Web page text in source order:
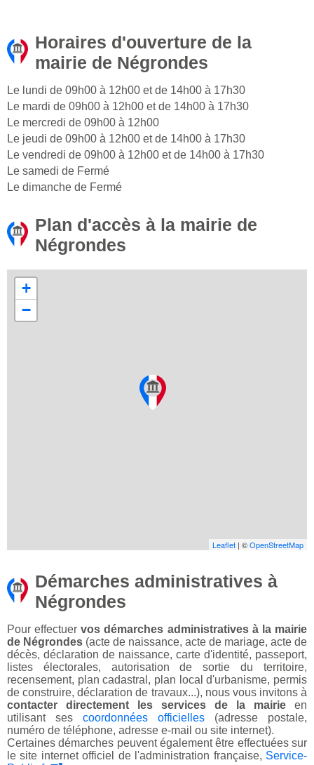
Horaires d'ouverture de la
mairie de Négrondes
Le lundi de 09h00 à 12h00 et de 14h00 à 17h30
Le mardi de 09h00 à 12h00 et de 14h00 à 17h30
Le mercredi de 09h00 à 12h00
Le jeudi de 09h00 à 12h00 et de 14h00 à 17h30
Le vendredi de 09h00 à 12h00 et de 14h00 à 17h30
Le samedi de Fermé
Le dimanche de Fermé
Plan d'accès à la mairie de
Négrondes
+
−
Leaflet | ©OpenStreetMap
Démarches administratives à
Négrondes
Pour effectuervos démarches administratives à la mairie
de Négrondes (acte de naissance, acte de mariage, acte de
décès, déclaration de naissance, carte d'identité, passeport,
listes électorales, autorisation de sortie du territoire,
recensement, plan cadastral, plan local d'urbanisme, permis
de construire, déclaration de travaux...), nous vous invitons à
contacter directement les services de la mairie en
utilisant ses coordonnées officielles (adresse postale,
numéro de téléphone, adresse e-mail ou site internet).
Certaines démarches peuvent également être effectuées sur
le site internet officiel de l'administration française, Service-